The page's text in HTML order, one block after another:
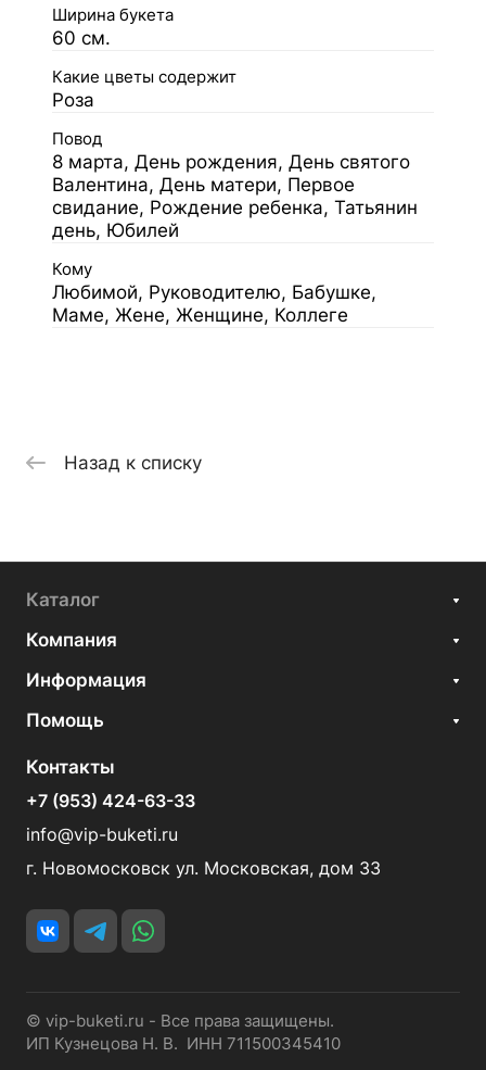
Ширина букета
60 см.
Какие цветы содержит
Роза
Повод
8 марта, День рождения, День святого
Валентина, День матери, Первое
свидание, Рождение ребенка, Татьянин
день, Юбилей
Кому
Любимой, Руководителю, Бабушке,
Маме, Жене, Женщине, Коллеге
Назад к списку
Каталог
Компания
Информация
Помощь
Контакты
+7 (953) 424-63-33
info@vip-buketi.ru
г. Новомосковск ул. Московская, дом 33
© vip-buketi.ru - Все права защищены.
ИП Кузнецова Н. В. ИНН 711500345410